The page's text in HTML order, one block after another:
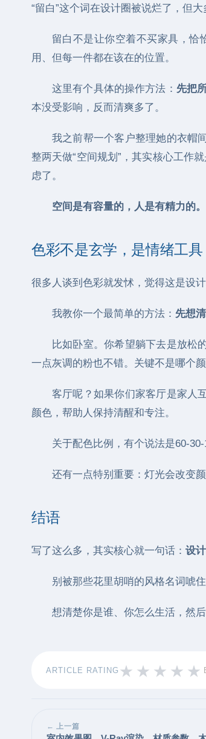
“留白”这个词在设计圈被说烂了，但大
留白不是让你空着不买家具，恰
用、但每一件都在该在的位置。
这里有个具体的操作方法： 先把
本没受影响，反而清爽多了。
我之前帮一个客户整理她的衣帽
整两天做“空间规划”，其实核心工作
虑了。
空间是有容量的，人是有精力的。
色彩不是玄学，是情绪工具
很多人谈到色彩就发怵，觉得这是设
我教你一个最简单的方法： 先想
比如卧室。你希望躺下去是放松
一点灰调的粉也不错。关键不是哪个
客厅呢？如果你们家客厅是家人
颜色，帮助人保持清醒和专注。
关于配色比例，有个说法是60-
还有一点特别重要：灯光会改变
结语
写了这么多，其实核心就一句话： 设
别被那些花里胡哨的风格名词唬
想清楚你是谁、你怎么生活，然
ARTICLE RATING
← 上一篇